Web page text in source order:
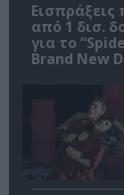
από 1 δισ.
για το
Brand New